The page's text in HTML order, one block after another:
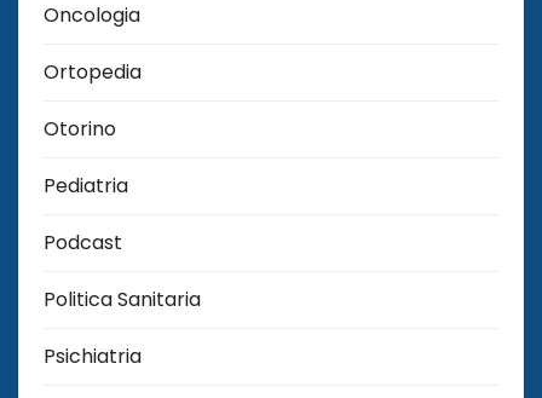
Oncologia
Ortopedia
Otorino
Pediatria
Podcast
Politica Sanitaria
Psichiatria